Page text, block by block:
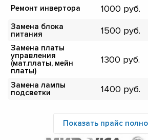
Ремонт инвертора 1000
Замена блока
питания
1500
Замена платы
управления
(мат.платы, мейн
платы)
1300
Замена лампы
подсветки
1400
Показать прайс